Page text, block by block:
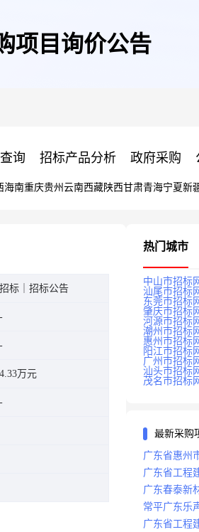
项目询价公告
询 招标产品分析 政府采购
海南重庆贵州 云南西藏陕西甘肃青海宁夏新
招标｜招标公告
4.33万元
热门城市
中山市招标
汕尾市招标
东莞市招标
肇庆市招标
河源市招标
潮州市招标
惠州市招标
阳江市招标
广州市招标
汕头市招标
茂名市招标
最新采购
广东省惠州
广东省工程
录
广东春泰新
标
常平广东乐
广东省工程